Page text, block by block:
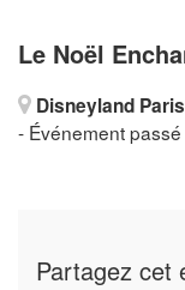
Le Noël
Disneyland Paris
- Événement passé
Partagez cet